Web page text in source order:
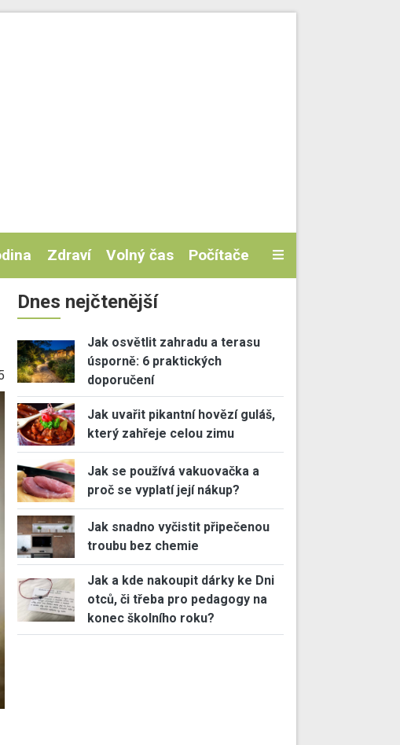
Zdraví Volný čas Počítače
Dnes nejčtenější
Jak osvětlit zahradu a terasu
úsporně: 6 praktických
doporučení
Jak uvařit pikantní hovězí guláš,
který zahřeje celou zimu
Jak se používá vakuovačka a
proč se vyplatí její nákup?
Jak snadno vyčistit připečenou
troubu bez chemie
Jak a kde nakoupit dárky ke Dni
otců, či třeba pro pedagogy na
konec školního roku?